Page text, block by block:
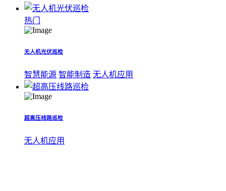
热门
无人机光伏巡检
智慧能源 智能制造 无人机应用
超高压线路巡检
无人机应用